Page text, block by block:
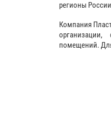
регионы
Компания
помещений.